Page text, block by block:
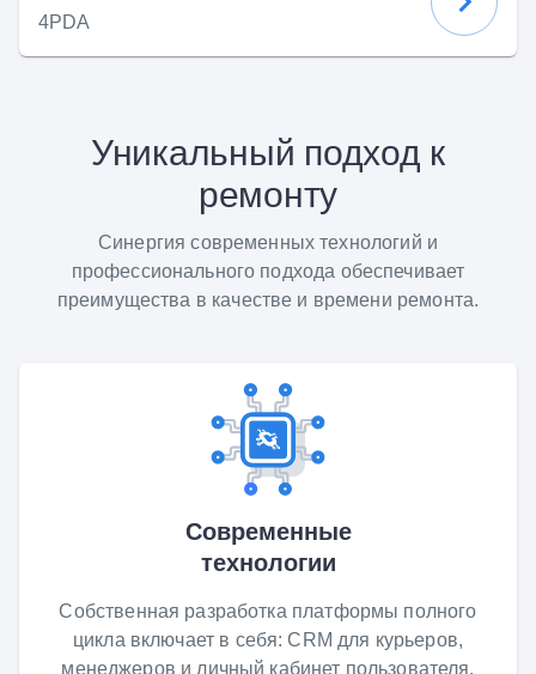
4PDA
Уникальный подход к
ремонту
Синергия современных технологий и
профессионального подхода обеспечивает
преимущества в качестве и времени ремонта.
Современные
технологии
Собственная разработка платформы полного
цикла включает в себя: CRM для курьеров,
менеджеров и личный кабинет пользователя.